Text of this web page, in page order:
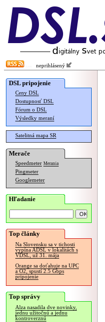
neprihlásený
DSL pripojenie
Ceny DSL
Dostupnosť DSL
Fórum o DSL
Výsledky meraní
Satelitná mapa SR
Merače
Speedmeter Merania
Pingmeter
Googlemeter
Hľadanie
Top články
Na Slovensku sa v tichosti
vypína ADSL v lokalitách s
VDSL, už 31. mája
Orange sa doťahuje na UPC
a O2, spustí 2.5 Gbps
pripojenie
Top správy
Alza nasadila dve novinky,
jednu užitočnú a jednu
kontroverznú